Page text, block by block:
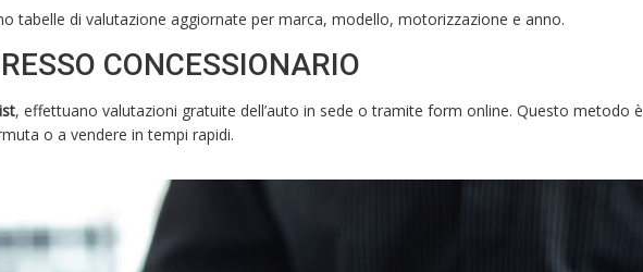
tabelle di valutazione aggiornate per marca, modello, motorizzazione e anno.
CONCESSIONARIO
, effettuano valutazioni gratuite dell’auto in sede o tramite form online. Questo metodo è
o a vendere in tempi rapidi.